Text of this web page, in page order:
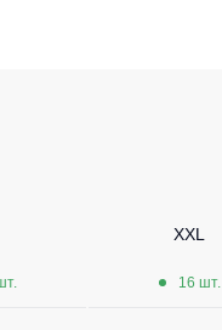
XXL
16 шт.